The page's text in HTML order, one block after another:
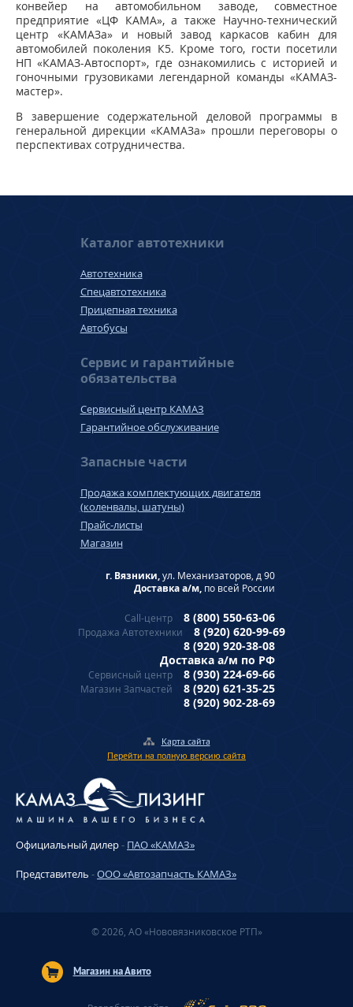
конвейер на автомобильном заводе, совместное
предприятие «ЦФ КАМА», а также Научно-технический
центр «КАМАЗа» и новый завод каркасов кабин для
автомобилей поколения К5. Кроме того, гости посетили
НП «КАМАЗ-Автоспорт», где ознакомились с историей и
гоночными грузовиками легендарной команды «КАМАЗ-
мастер».
В завершение содержательной деловой программы в
генеральной дирекции «КАМАЗа» прошли переговоры о
перспективах сотрудничества.
Каталог автотехники
Автотехника
Спецавтотехника
Прицепная техника
Автобусы
Сервис и гарантийные
обязательства
Сервисный центр КАМАЗ
Гарантийное обслуживание
Запасные части
Продажа комплектующих двигателя
(коленвалы, шатуны)
Прайс-листы
Магазин
г. Вязники,ул. Механизаторов, д 90
Доставка а/м, по всей России
Call-центр 8 (800) 550-63-06
Продажа Автотехники
8 (920) 620-99-69
8 (920) 920-38-08
Доставка а/м по РФ
Сервисный центр 8 (930) 224-69-66
Магазин Запчастей
8 (920) 621-35-25
8 (920) 902-28-69
Карта сайта
Перейти на полную версию сайта
Официальный дилер- ПАО «КАМАЗ»
Представитель -ООО «Автозапчасть КАМАЗ»
© 2026, АО «Нововязниковское РТП»
Магазин на Авито